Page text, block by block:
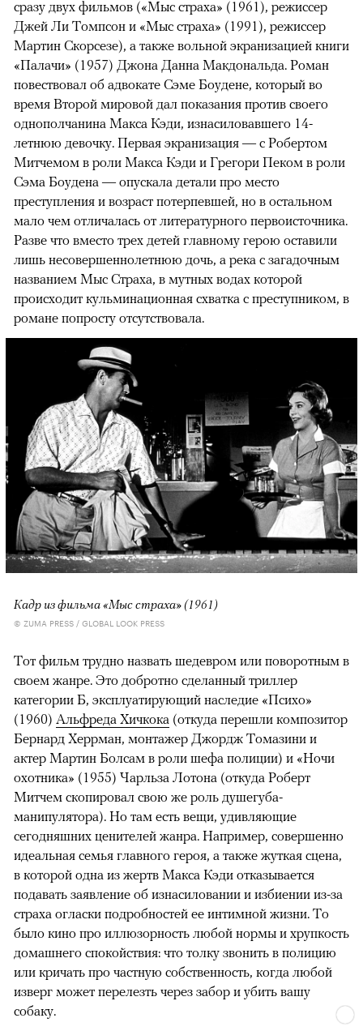
сразу двух фильмов («Мыс страха» (1961), режиссер
Джей Ли Томпсон и «Мыс страха» (1991), режиссер
Мартин Скорсезе), а также вольной экранизацией книги
«Палачи» (1957) Джона Данна Макдональда. Роман
повествовал об адвокате Сэме Боудене, который во
время Второй мировой дал показания против своего
однополчанина Макса Кэди, изнасиловавшего 14-
летнюю девочку. Первая экранизация — с Робертом
Митчемом в роли Макса Кэди и Грегори Пеком в роли
Сэма Боудена — опускала детали про место
преступления и возраст потерпевшей, но в остальном
мало чем отличалась от литературного первоисточника.
Разве что вместо трех детей главному герою оставили
лишь несовершеннолетнюю дочь, а река с загадочным
названием Мыс Страха, в мутных водах которой
происходит кульминационная схватка с преступником, в
романе попросту отсутствовала.
Кадр из фильма «Мыс страха» (1961)
© ZUMA PRESS / GLOBAL LOOK PRESS
Тот фильм трудно назвать шедевром или поворотным в
своем жанре. Это добротно сделанный триллер
категории Б, эксплуатирующий наследие «Психо»
(1960) Альфреда Хичкока (откуда перешли композитор
Бернард Херрман, монтажер Джордж Томазини и
актер Мартин Болсам в роли шефа полиции) и «Ночи
охотника» (1955) Чарльза Лотона (откуда Роберт
Митчем скопировал свою же роль душегуба-
манипулятора). Но там есть вещи, удивляющие
сегодняшних ценителей жанра. Например, совершенно
идеальная семья главного героя, а также жуткая сцена,
в которой одна из жертв Макса Кэди отказывается
подавать заявление об изнасиловании и избиении из-за
страха огласки подробностей ее интимной жизни. То
было кино про иллюзорность любой нормы и хрупкость
домашнего спокойствия: что толку звонить в полицию
или кричать про частную собственность, когда любой
изверг может перелезть через забор и убить вашу
собаку.